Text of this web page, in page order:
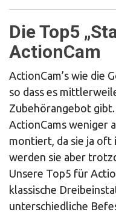
Die Top5
ActionCam
ActionCam’s wie die
so dass es
Zubehörangebot
ActionCams weniger
montiert, da sie ja oft
werden sie aber
Unsere Top5 für
klassische
unterschiedliche